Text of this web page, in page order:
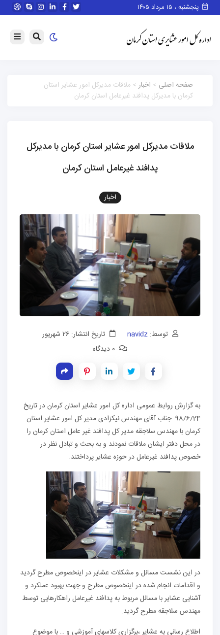
پنجشنبه ، ۱۵ مرداد ۱۴۰۵
صفحه اصلی > اخبار> ملاقات مدیرکل امور عشایر استان
کرمان با مدیرکل پدافند غیرعامل استان کرمان
ملاقات مدیرکل امور عشایر استان کرمان با مدیرکل
پدافند غیرعامل استان کرمان
اخبار
توسط:navidz
تاریخ انتشار: ۲۶ شهریور
به گزارش روابط عمومی اداره کل امور عشایر استان کرمان در تاریخ
98/6/24 جناب آقای مهندس نیکزادی مدیر کل امور عشایر استان
کرمان با مهندس سلاجقه مدیر کل پدافند غیر عامل استان کرمان را
در محل دفتر ایشان ملاقات نمودند و به بحث و تبادل نظر در
خصوص پدافند غیرعامل در حوزه عشایر پرداختند.
در این نشست مسائل و مشکلات عشایر در اینخصوص مطرح گردید
و اقدامات انجام شده در اینخصوص مطرح و جهت بهبود عملکرد و
آشنایی عشایر با مسائل مربوط به پدافند غیرعامل راهکارهایی توسط
مهندس سلاجقه مطرح گردید.
اطلاع رسانی به عشایر ،برگزاری کلاسهای آموزشی و … با موضوع